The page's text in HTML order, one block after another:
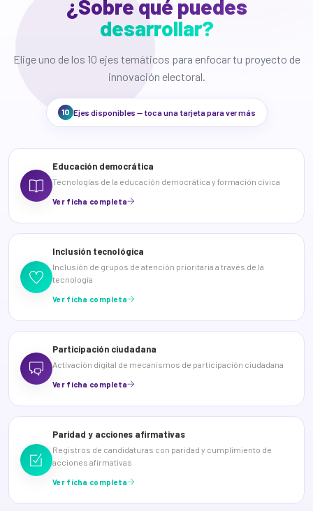
¿Sobre qué puedes
desarrollar?
Elige uno de los 10 ejes temáticos para enfocar tu proyecto de
innovación electoral.
10 Ejes disponibles — toca una tarjeta para ver más
Educación democrática
Tecnologías de la educación democrática y formación cívica
Ver ficha completa
Inclusión tecnológica
Inclusión de grupos de atención prioritaria a través de la
tecnología
Ver ficha completa
Participación ciudadana
Activación digital de mecanismos de participación ciudadana
Ver ficha completa
Paridad y acciones afirmativas
Registros de candidaturas con paridad y cumplimiento de
acciones afirmativas
Ver ficha completa